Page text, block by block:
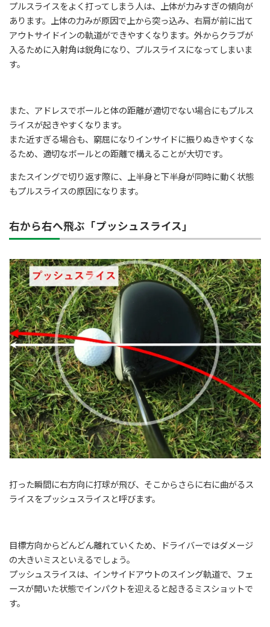
プルスライスをよく打ってしまう人は、上体が力みすぎの傾向が
あります。上体の力みが原因で上から突っ込み、右肩が前に出て
アウトサイドインの軌道ができやすくなります。外からクラブが
入るために入射角は鋭角になり、プルスライスになってしまいま
す。
また、アドレスでボールと体の距離が適切でない場合にもプルス
ライスが起きやすくなります。
また近すぎる場合も、窮屈になりインサイドに振りぬきやすくな
るため、適切なボールとの距離で構えることが大切です。
またスイングで切り返す際に、上半身と下半身が同時に動く状態
もプルスライスの原因になります。
右から右へ飛ぶ「プッシュスライス」
打った瞬間に右方向に打球が飛び、そこからさらに右に曲がるス
ライスをプッシュスライスと呼びます。
目標方向からどんどん離れていくため、ドライバーではダメージ
の大きいミスといえるでしょう。
プッシュスライスは、インサイドアウトのスイング軌道で、フェ
ースが開いた状態でインパクトを迎えると起きるミスショットで
す。